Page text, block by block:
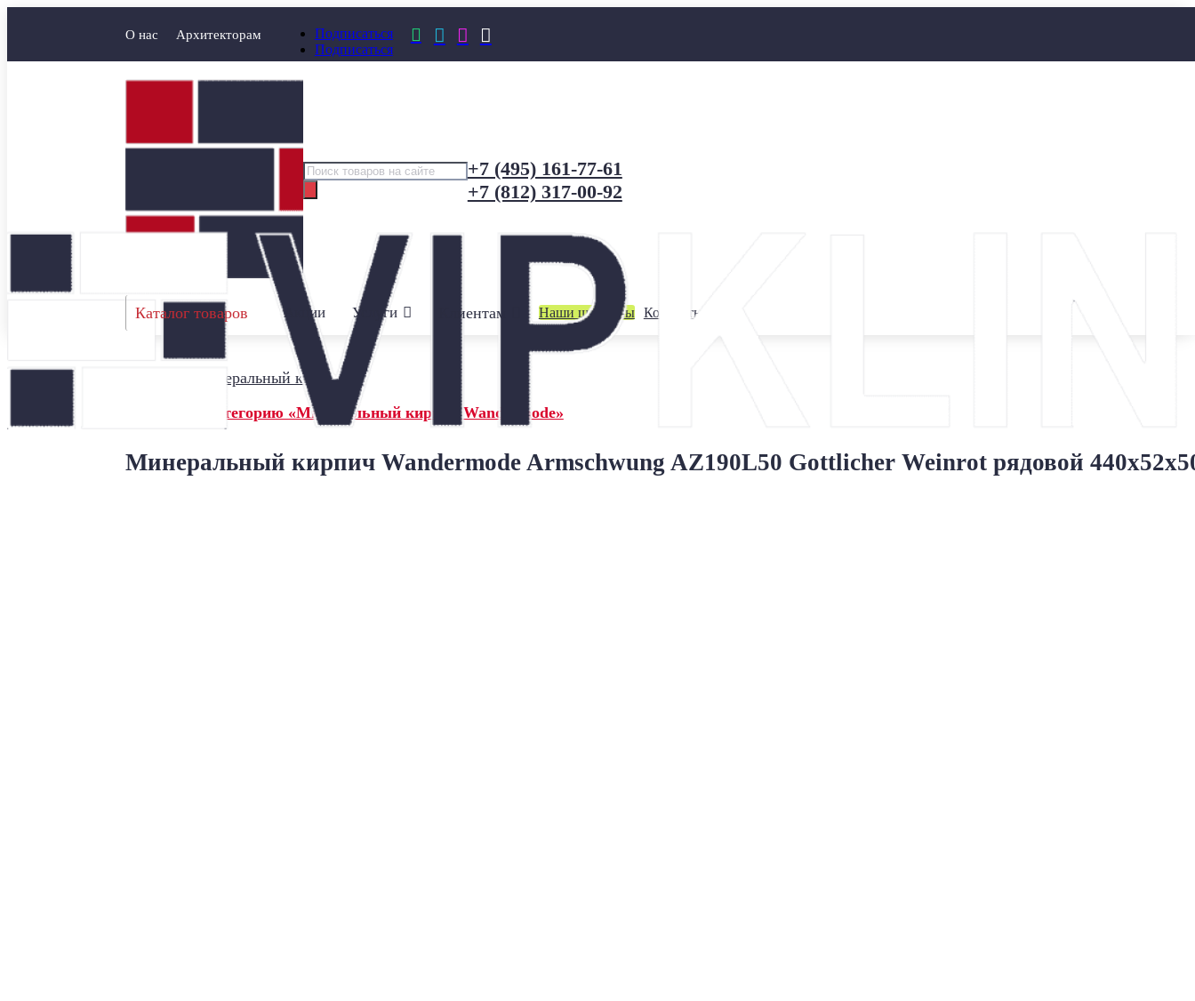
О нас Архитекторам
Подписаться
Подписаться
   
Поиск
товаров
+7 (495) 161-77-61
+7 (812) 317-00-92
Каталог товаров Акции Услуги Клиентам Наши шоурумы Контакты
Минеральный кирпич
← Назад в категорию «Минеральный кирпич Wandermode»
Минеральный кирпич Wandermode Armschwung AZ190L50 Gottlicher Weinrot рядовой